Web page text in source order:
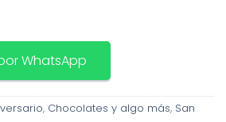
WhatsApp
, Chocolates y algo más, San